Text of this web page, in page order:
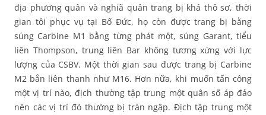
địa phương quân và nghiã quân trang bị khá thô sơ, thời
gian tôi phục vụ tại Bố Đức, họ còn được trang bị bằng
súng Carbine M1 bằng từng phát một, súng Garant, tiểu
liên Thompson, trung liên Bar không tương xứng với lực
lượng của CSBV. Một thời gian sau được trang bị Carbine
M2 bắn liên thanh như M16. Hơn nữa, khi muốn tấn công
một vị trí nào, địch thường tập trung một quân số áp đảo
nên các vị trí đó thường bị tràn ngập. Địch tập trung một